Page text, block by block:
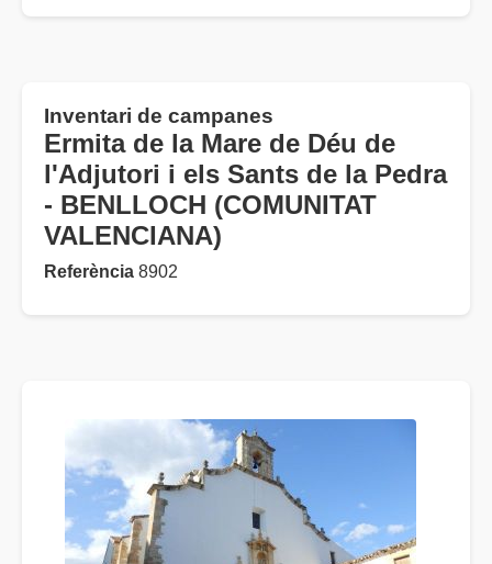
Inventari de campanes
Ermita de la Mare de Déu de
l'Adjutori i els Sants de la Pedra
- BENLLOCH (COMUNITAT
VALENCIANA)
Referència 8902